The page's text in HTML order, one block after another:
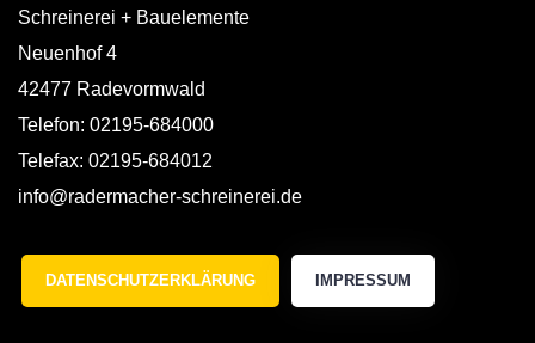
Schreinerei + Bauelemente
Neuenhof 4
42477 Radevormwald
Telefon: 02195-684000
Telefax: 02195-684012
info@radermacher-schreinerei.de
DATENSCHUTZERKLÄRUNG IMPRESSUM